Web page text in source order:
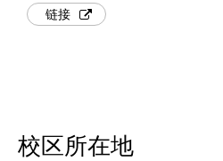
链接
校区所在地